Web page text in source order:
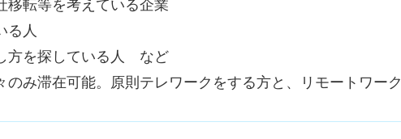
移転等を考えている企業
る人
方を探している人 など
み滞在可能。原則テレワークをする方と、リモートワー